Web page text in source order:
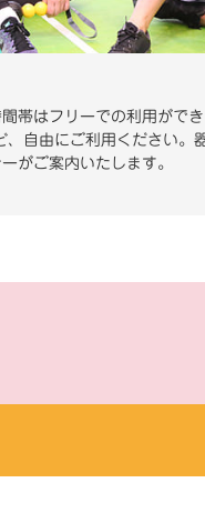
帯はフリーでの利用がで
自由にご利用ください。
がご案内いたします。